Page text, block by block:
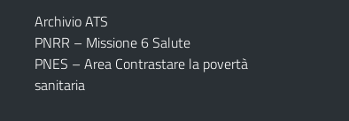
Archivio ATS
PNRR – Missione 6 Salute
PNES – Area Contrastare la povertà
sanitaria